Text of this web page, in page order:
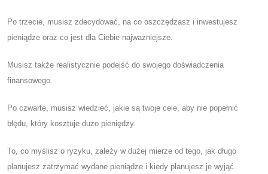
Po trzecie, musisz zdecydować, na co oszczędzasz i inwestujesz
pieniądze oraz co jest dla Ciebie najważniejsze.
Musisz także realistycznie podejść do swojego doświadczenia
finansowego.
Po czwarte, musisz wiedzieć, jakie są twoje cele, aby nie popełnić
błędu, który kosztuje dużo pieniędzy.
To, co myślisz o ryzyku, zależy w dużej mierze od tego, jak długo
planujesz zatrzymać wydane pieniądze i kiedy planujesz je wyjąć.